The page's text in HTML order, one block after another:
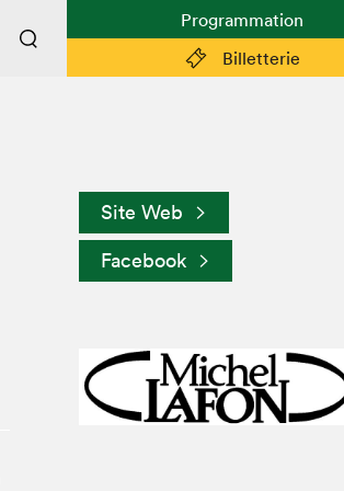
Billetterie
Programmation
Plan du Salon
Planifier sa visite (prix d'entrée,
horaire, info pratiques)
Billetterie: achetez vos billets!
Espace enseignant·e·s
Espace médias
Site Web
Facebook